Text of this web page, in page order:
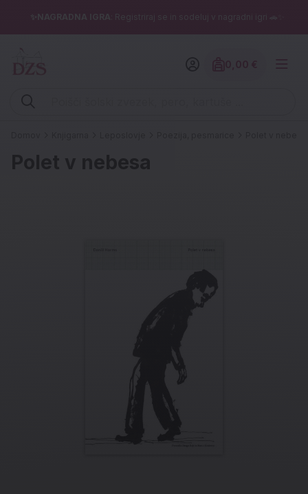
✨NAGRADNA IGRA : Registriraj se in sodeluj v nagradni igri 🚗✨
Vpišite iskalni niz (šolski zvezek, pero, kartuše ...)
Polet v nebesa